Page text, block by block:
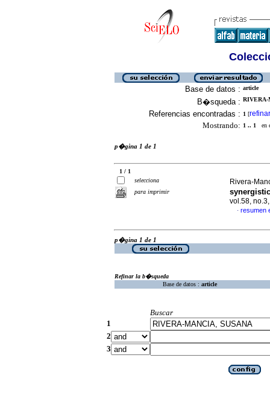
Base de datos : article
B�squeda : RIVERA-
Referencias encontradas : 1 [refinar
Mostrando: 1 .. 1 en
p�gina 1 de 1
1 / 1
selecciona
para imprimir
Rivera-
vol.58,
· resumen
p�gina 1 de 1
Refinar la b�squeda
Base de datos : article
Buscar
1
2
3